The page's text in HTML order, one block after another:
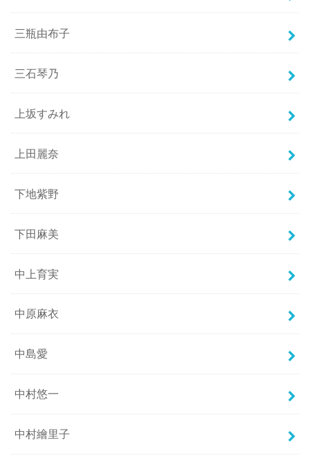
三瓶由布子
三石琴乃
上坂すみれ
上田麗奈
下地紫野
下田麻美
中上育実
中原麻衣
中島愛
中村悠一
中村繪里子